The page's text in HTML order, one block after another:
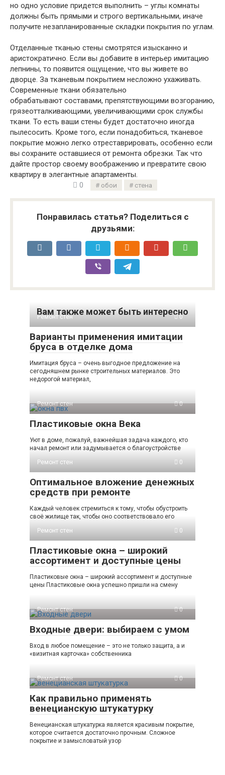
но одно условие придется выполнить – углы комнаты
должны быть прямыми и строго вертикальными, иначе
получите незапланированные складки покрытия по углам.
Отделанные тканью стены смотрятся изысканно и
аристократично. Если вы добавите в интерьер имитацию
лепнины, то появится ощущение, что вы живете во
дворце. За тканевым покрытием несложно ухаживать.
Современные ткани обязательно
обрабатывают составами, препятствующими возгоранию,
грязеотталкивающими, увеличивающими срок службы
ткани. То есть ваши стены будет достаточно иногда
пылесосить. Кроме того, если понадобиться, тканевое
покрытие можно легко отреставрировать, особенно если
вы сохраните оставшиеся от ремонта обрезки. Так что
дайте простор своему воображению и превратите свою
квартиру в элегантные апартаменты.
0
обои стена
Понравилась статья? Поделиться с
друзьями:
Вам также может быть интересно
Ремонт стен 0
Варианты применения имитации
бруса в отделке дома
Имитация бруса – очень выгодное предложение на
сегодняшнем рынке строительных материалов. Это
недорогой материал,
Ремонт стен 0
Пластиковые окна Века
Уют в доме, пожалуй, важнейшая задача каждого, кто
начал ремонт или задумывается о благоустройстве
Ремонт стен
0
Оптимальное вложение денежных
средств при ремонте
Каждый человек стремиться к тому, чтобы обустроить
своё жилище так, чтобы оно соответствовало его
Ремонт стен
0
Пластиковые окна – широкий
ассортимент и доступные цены
Пластиковые окна – широкий ассортимент и доступные
цены Пластиковые окна успешно пришли на смену
Ремонт стен 0
Входные двери: выбираем с умом
Вход в любое помещение – это не только защита, а и
«визитная карточка» собственника
Ремонт стен 0
Как правильно применять
венецианскую штукатурку
Венецианская штукатурка является красивым покрытие,
которое считается достаточно прочным. Сложное
покрытие и замысловатый узор